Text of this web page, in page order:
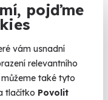
pojďme
vám usnadní
relevantního
také tyto
tlačítko Povolit
celém těle.